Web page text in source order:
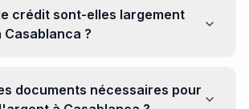
fluctuations pour maximiser la valeur
crédit sont-elles largement
?
un peu de monnaie locale peut être
documents nécessaires pour